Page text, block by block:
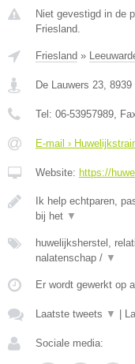
Niet gevestigd in de
Friesland.
Friesland »
De Lauwers 23, 8939
Tel: 06-53957989,
E-mail ›
Website: https://
Ik help echtparen,
bij het ▼
huwelijksherstel,
nalatenschap / ▼
Er wordt gewerkt op
Laatste tweets ▼
Sociale media: